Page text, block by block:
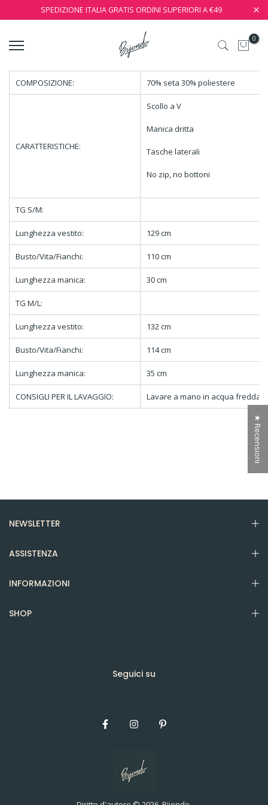
SPEDIZIONE ITALIA GRATIS ORDINI SUPERIORI A €49
0
COMPOSIZIONE: 70% seta 30% poliestere
CARATTERISTICHE:
Scollo a V
Manica dritta
Tasche laterali
No zip, no bottoni
TG S/M:
Lunghezza vestito: 129 cm
Busto/Vita/Fianchi: 110 cm
Lunghezza manica: 30 cm
TG M/L:
Lunghezza vestito: 132 cm
Busto/Vita/Fianchi: 114 cm
Lunghezza manica: 35 cm
CONSIGLI PER IL LAVAGGIO: Lavare a mano in acqua fredda
NEWSLETTER
ASSISTENZA
INFORMAZIONI
SHOP
Seguici su
★ Recensioni